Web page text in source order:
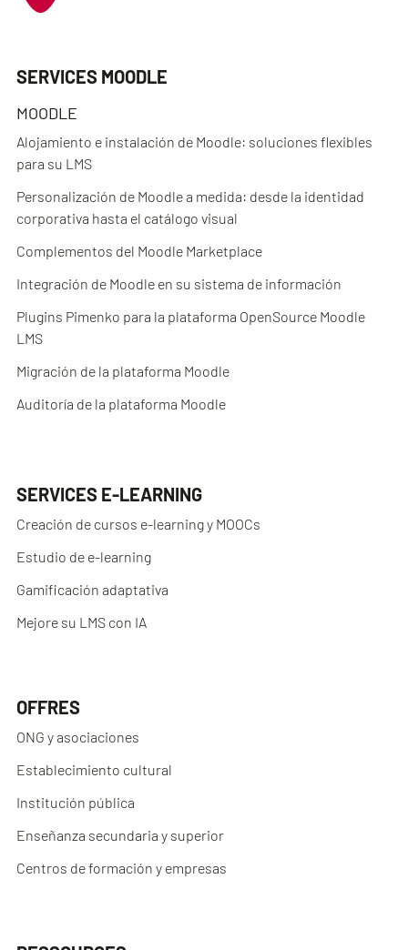
SERVICES MOODLE
MOODLE
Alojamiento e instalación de Moodle: soluciones flexibles
para su LMS
Personalización de Moodle a medida: desde la identidad
corporativa hasta el catálogo visual
Complementos del Moodle Marketplace
Integración de Moodle en su sistema de información
Plugins Pimenko para la plataforma OpenSource Moodle
LMS
Migración de la plataforma Moodle
Auditoría de la plataforma Moodle
SERVICES E-LEARNING
Creación de cursos e-learning y MOOCs
Estudio de e-learning
Gamificación adaptativa
Mejore su LMS con IA
OFFRES
ONG y asociaciones
Establecimiento cultural
Institución pública
Enseñanza secundaria y superior
Centros de formación y empresas